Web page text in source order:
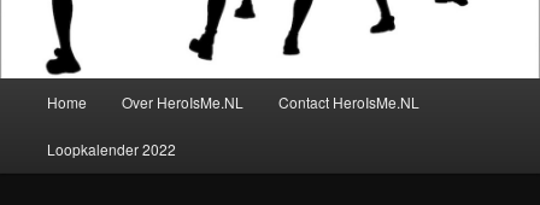
Home Over HeroIsMe.NL Contact HeroIsMe.NL
Loopkalender 2022